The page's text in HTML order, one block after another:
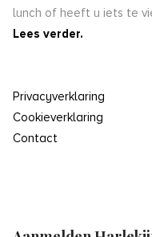
lunch of heeft u iets te
Lees verder.
Privacyverklaring
Cookieverklaring
Contact